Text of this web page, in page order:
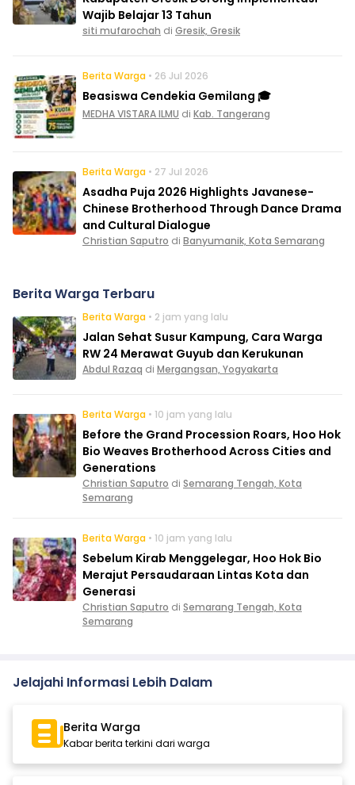
Wajib Belajar 13 Tahun
siti mufarochah di Gresik, Gresik
Berita Warga • 26 Jul 2026
Beasiswa Cendekia Gemilang 🎓
MEDHA VISTARA ILMU di Kab. Tangerang
Berita Warga • 27 Jul 2026
Asadha Puja 2026 Highlights Javanese-
Chinese Brotherhood Through Dance Drama
and Cultural Dialogue
Christian Saputro di Banyumanik, Kota Semarang
Berita Warga Terbaru
Berita Warga • 2 jam yang lalu
Jalan Sehat Susur Kampung, Cara Warga
RW 24 Merawat Guyub dan Kerukunan
Abdul Razaq di Mergangsan, Yogyakarta
Berita Warga • 10 jam yang lalu
Before the Grand Procession Roars, Hoo Hok
Bio Weaves Brotherhood Across Cities and
Generations
Christian Saputro di Semarang Tengah, Kota
Semarang
Berita Warga • 10 jam yang lalu
Sebelum Kirab Menggelegar, Hoo Hok Bio
Merajut Persaudaraan Lintas Kota dan
Generasi
Christian Saputro di Semarang Tengah, Kota
Semarang
Jelajahi Informasi Lebih Dalam
Berita Warga
Kabar berita terkini dari warga